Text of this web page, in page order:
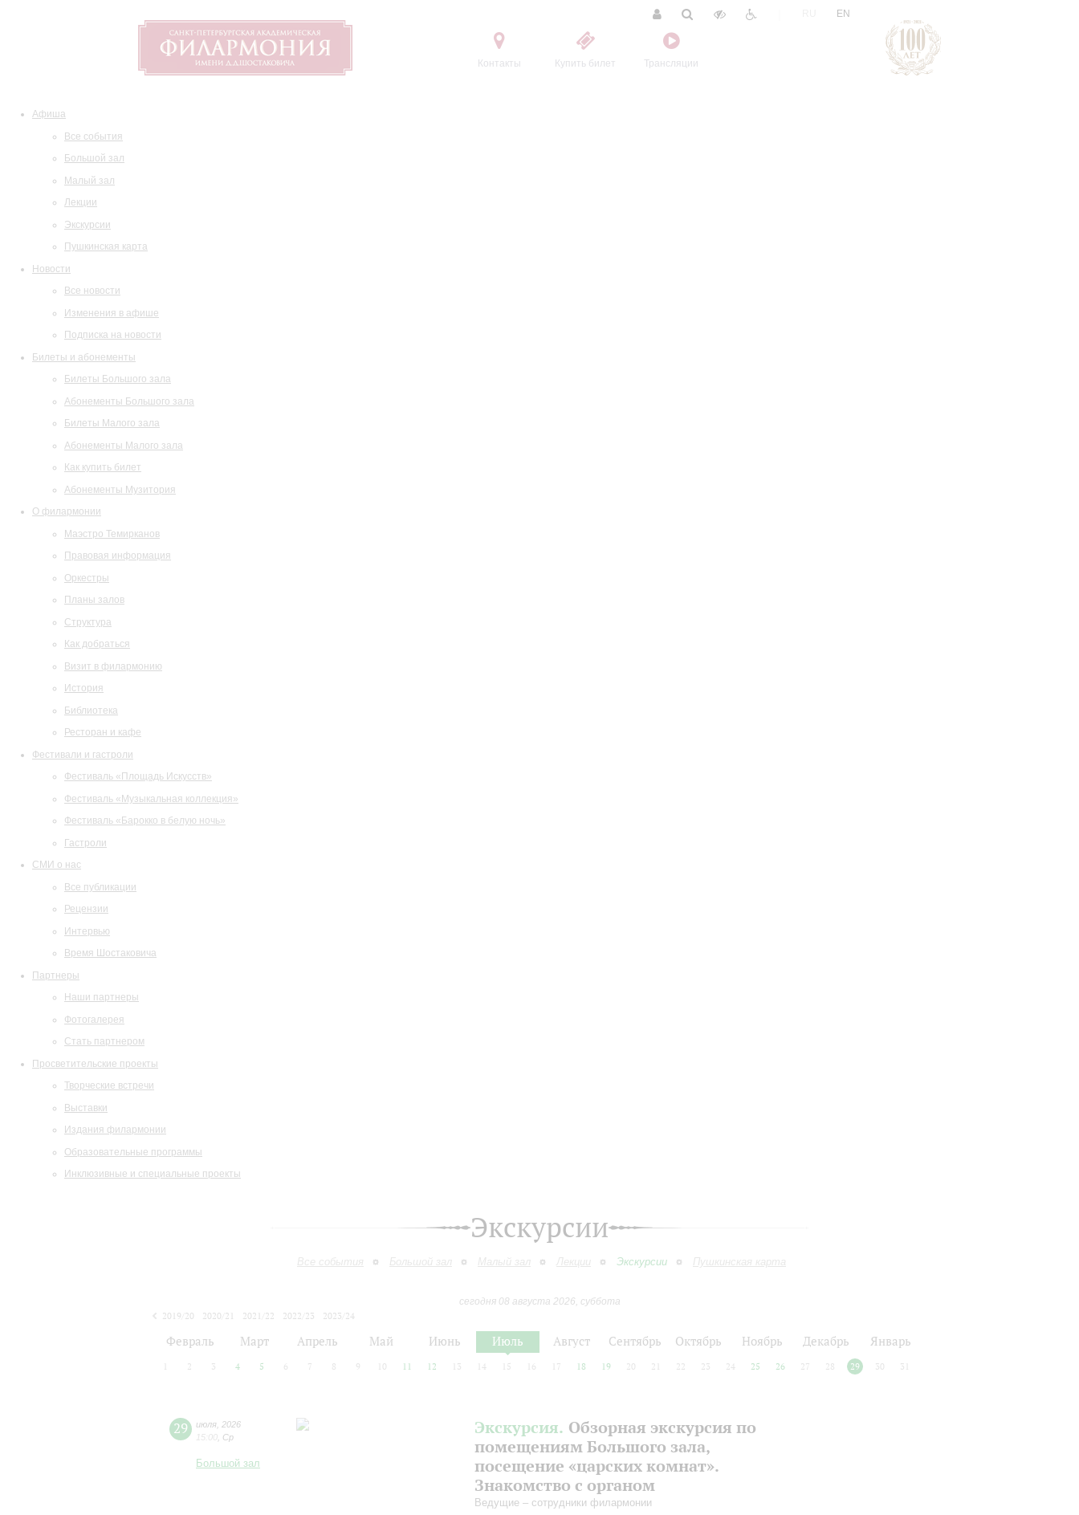
Контакты Купить билет Трансляции
EN
Афиша
Все события
Большой зал
Малый зал
Лекции
Экскурсии
Пушкинская карта
Новости
Все новости
Изменения в афише
Подписка на новости
Билеты и абонементы
Билеты Большого зала
Абонементы Большого зала
Билеты Малого зала
Абонементы Малого зала
Как купить билет
Абонементы Музитория
О филармонии
Маэстро Темирканов
Правовая информация
Оркестры
Планы залов
Структура
Как добраться
Визит в филармонию
История
Библиотека
Ресторан и кафе
Фестивали и гастроли
Фестиваль «Площадь Искусств»
Фестиваль «Музыкальная коллекция»
Фестиваль «Барокко в белую ночь»
Гастроли
СМИ о нас
Все публикации
Рецензии
Интервью
Время Шостаковича
Партнеры
Наши партнеры
Фотогалерея
Стать партнером
Просветительские проекты
Творческие встречи
Выставки
Издания филармонии
Образовательные программы
Инклюзивные и специальные проекты
Экскурсии
Все события Большой зал Малый зал Лекции Экскурсии Пушкинская карта
сегодня 08 августа 2026, суббота
2019/20
2020/21 2021/22 2022/23
2023/24
Февраль Март Апрель Май Июнь Июль Август Сентябрь Октябрь Ноябрь Декабрь Январь
2 3 4 5 6 7 8 9 10 11 12 13 14 15 16 17 18 19 20 21 22 23 24 25 26 27 28 29 30 31
29 июля 2026
15:00 Ср
Большой зал
Экскурсия. Обзорная экскурсия по
помещениям Большого зала,
посещение «царских комнат».
Знакомство с органом
Ведущие – сотрудники филармонии